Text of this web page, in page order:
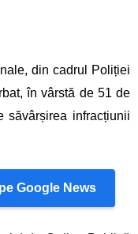
din cadrul Poliției
în vârstă de 51 de
săvârșirea infracțiunii
Google News